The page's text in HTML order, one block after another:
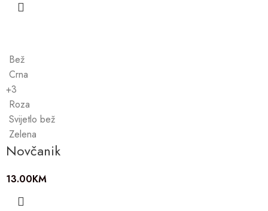
Bež
Crna
+3
Roza
Svijetlo bež
Zelena
Novčanik
13.00KM